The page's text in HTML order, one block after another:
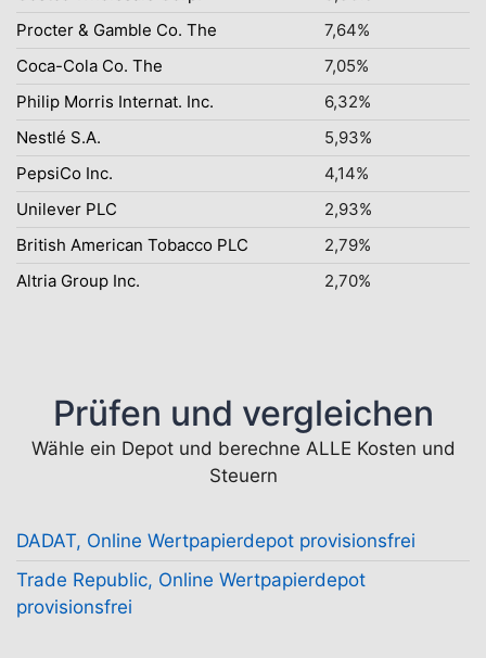
Procter & Gamble Co. The
7,64%
Coca-Cola Co. The
7,05%
Philip Morris Internat. Inc.
6,32%
Nestlé S.A.
5,93%
PepsiCo Inc.
4,14%
Unilever PLC
2,93%
British American Tobacco PLC
2,79%
Altria Group Inc.
2,70%
Prüfen und vergleichen
Wähle ein Depot und berechne ALLE Kosten und
Steuern
DADAT, Online Wertpapierdepot provisionsfrei
Trade Republic, Online Wertpapierdepot
provisionsfrei